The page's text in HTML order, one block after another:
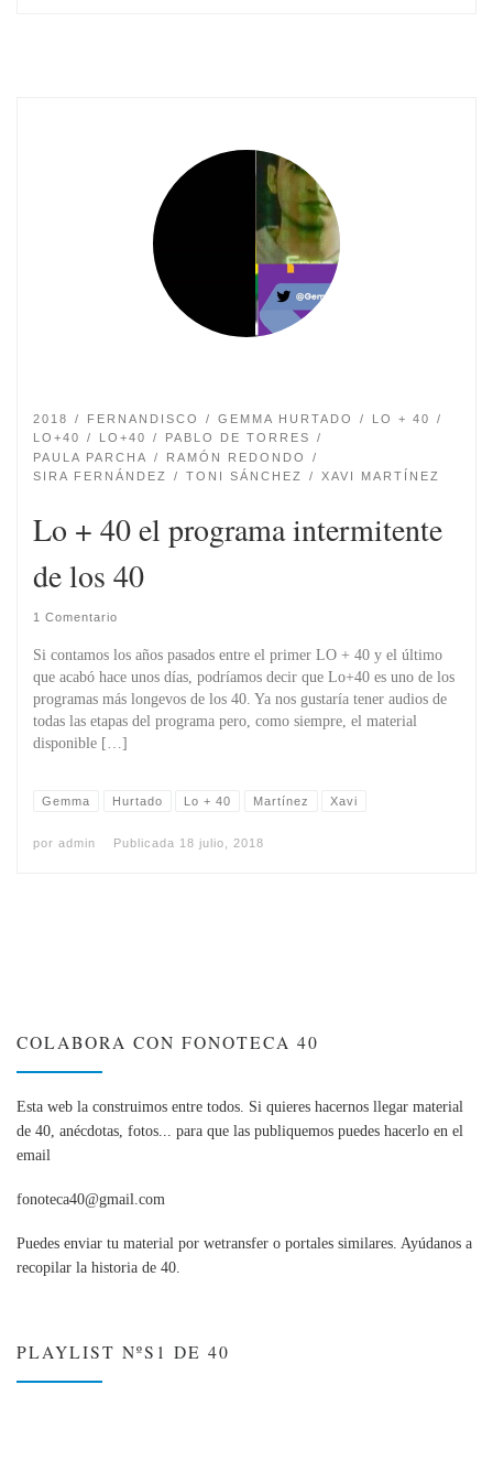
2018 FERNANDISCO GEMMA HURTADO
LO + 40
LO+40
LO+40
PABLO DE TORRES
PAULA PARCHA
RAMÓN REDONDO
SIRA FERNÁNDEZ
TONI SÁNCHEZ XAVI MARTÍNEZ
Lo + 40 el programa intermitente
de los 40
1 Comentario
Si contamos los años pasados entre el primer LO + 40 y el último
que acabó hace unos días, podríamos decir que Lo+40 es uno de los
programas más longevos de los 40. Ya nos gustaría tener audios de
todas las etapas del programa pero, como siempre, el material
disponible […]
Gemma Hurtado Lo + 40 Martínez Xavi
por admin Publicada 18 julio, 2018
COLABORA CON FONOTECA 40
Esta web la construimos entre todos. Si quieres hacernos llegar material
de 40, anécdotas, fotos... para que las publiquemos puedes hacerlo en el
email
fonoteca40@gmail.com
Puedes enviar tu material por wetransfer o portales similares. Ayúdanos a
recopilar la historia de 40.
PLAYLIST NºS1 DE 40